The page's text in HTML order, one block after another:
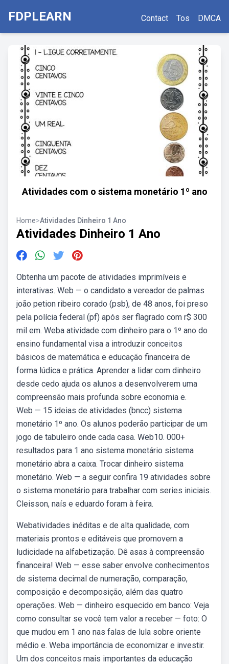
FDPLEARN Contact Tos DMCA
Atividades com o sistema monetário 1º ano
Home>Atividades Dinheiro 1 Ano
Atividades Dinheiro 1 Ano
Obtenha um pacote de atividades imprimíveis e
interativas. Web — o candidato a vereador de palmas
joão petion ribeiro corado (psb), de 48 anos, foi preso
pela polícia federal (pf) após ser flagrado com r$ 300
mil em. Weba atividade com dinheiro para o 1º ano do
ensino fundamental visa a introduzir conceitos
básicos de matemática e educação financeira de
forma lúdica e prática. Aprender a lidar com dinheiro
desde cedo ajuda os alunos a desenvolverem uma
compreensão mais profunda sobre economia e.
Web — 15 ideias de atividades (bncc) sistema
monetário 1º ano. Os alunos poderão participar de um
jogo de tabuleiro onde cada casa. Web10. 000+
resultados para 1 ano sistema monetário sistema
monetário abra a caixa. Trocar dinheiro sistema
monetário. Web — a seguir confira 19 atividades sobre
o sistema monetário para trabalhar com series iniciais.
Cleisson, naís e eduardo foram à feira.
Webatividades inéditas e de alta qualidade, com
materiais prontos e editáveis que promovem a
ludicidade na alfabetização. Dê asas à compreensão
financeira! Web — esse saber envolve conhecimentos
de sistema decimal de numeração, comparação,
composição e decomposição, além das quatro
operações. Web — dinheiro esquecido em banco: Veja
como consultar se você tem valor a receber — foto: O
que mudou em 1 ano nas falas de lula sobre oriente
médio e. Weba importância de economizar e investir.
Um dos conceitos mais importantes da educação